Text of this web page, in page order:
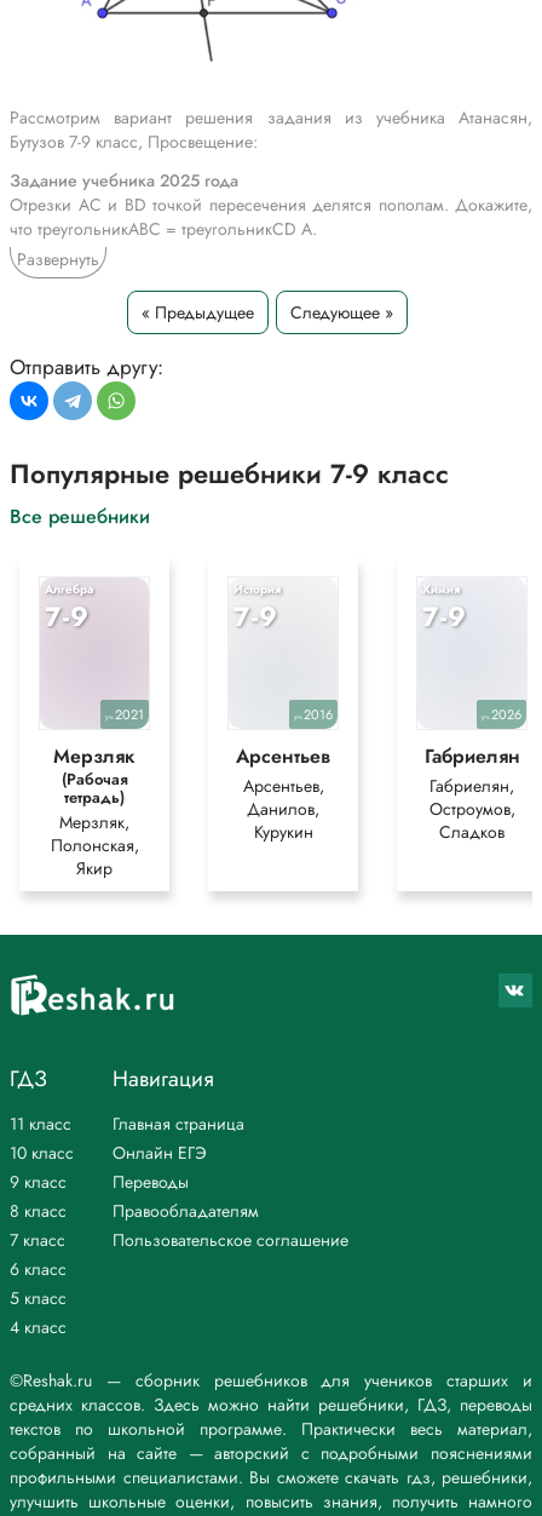
Рассмотрим вариант решения задания из учебника Атанасян,
Бутузов 7-9 класс, Просвещение:
Задание учебника 2025 года
Отрезки АС и BD точкой пересечения делятся пополам. Докажите,
что треугольникABC = треугольникCD А.
Задание учебника 2023 года
Начертите треугольник. С помощью транспортира и линейки
проведите его биссектрисы.
для более полного понимания решения.
Развернуть
« Предыдущее Следующее »
Отправить другу:
Популярные решебники 7-9 класс
Все решебники
Алгебра
7-9
уч.2021
Мерзляк
(Рабочая
тетрадь)
Мерзляк,
Полонская,
Якир
История
7-9
уч.2016
Арсентьев
Арсентьев,
Данилов,
Курукин
Химия
7-9
уч.2026
Габриелян
Габриелян,
Остроумов,
Сладков
©Reshak.ru — сборник решебников для учеников старших и
средних классов. Здесь можно найти решебники, ГДЗ, переводы
текстов по школьной программе. Практически весь материал,
собранный на сайте — авторский с подробными пояснениями
профильными специалистами. Вы сможете скачать гдз, решебники,
улучшить школьные оценки, повысить знания, получить намного
ГДЗ
11 класс
10 класс
9 класс
8 класс
7 класс
6 класс
5 класс
4 класс
Навигация
Главная страница
Онлайн ЕГЭ
Переводы
Правообладателям
Пользовательское соглашение